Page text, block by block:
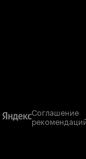
Соглашение